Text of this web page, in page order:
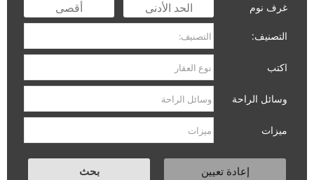
غرف نوم
التصنيف:
اكتب
وسائل الراحة
ميزات